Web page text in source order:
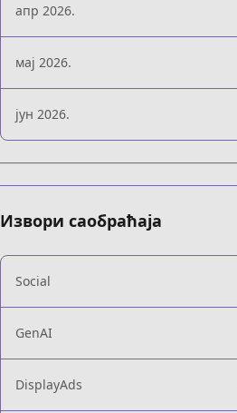
апр 2026.
мај 2026.
јун 2026.
Извори саобраћаја
Social
GenAI
DisplayAds